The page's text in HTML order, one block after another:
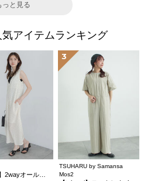
っと見る
アイテムランキング
3
TSUHARU by Samansa
Mos2